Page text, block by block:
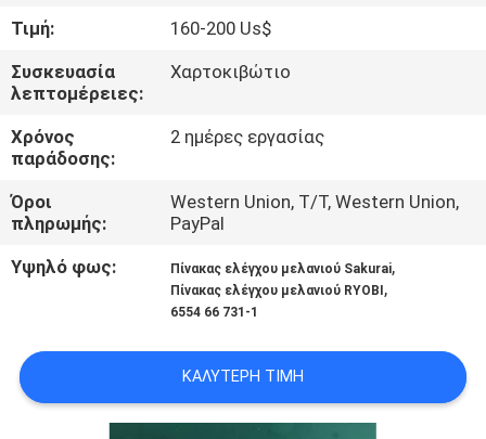
ΕΛΆΤΕ
ΣΕ
ΕΠΑΦΉ
ΜΕ
ΖΗΤΉΣΤΕ
ΈΝΑ
ΑΠΌΣΠΑΣΜΑ
SITEMAP
Τιμή:
160-200 Us$
Συσκευασία
λεπτομέρειες:
Χαρτοκιβώτιο
Χρόνος
παράδοσης:
2 ημέρες εργασίας
Όροι
πληρωμής:
Western Union, T/T, Western Union,
PayPal
Υψηλό φως:
Πίνακας ελέγχου μελανιού Sakurai,
Πίνακας ελέγχου μελανιού RYOBI ,
6554 66 731-1
ΚΑΛΎΤΕΡΗ ΤΙΜΉ